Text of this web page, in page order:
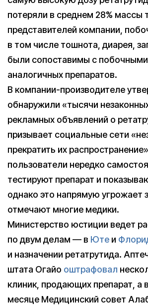
потеряли в среднем 28% массы
представителей компании,
в том числе тошнота, диарея,
были сопоставимы с
аналогичных препаратов.
В компании-производителе
обнаружили «тысячи
рекламных объявлений о
призывает социальные сети
прекратить их
пользователи нередко
тестируют препарат и
однако это напрямую угрожает
отмечают многие медики.
Министерство юстиции ведет
по двум делам — в Юте и
и назначении ретатрутида.
штата Огайо оштрафовал
клиник, продающих препарат, а
месяце Медицинский совет